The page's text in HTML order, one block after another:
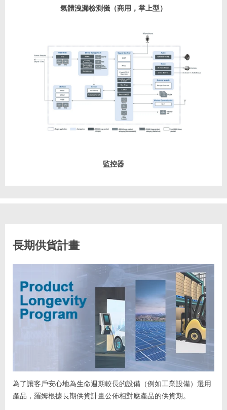
氣體洩漏檢測儀（商用，掌上型）
監控器
長期供貨計畫
為了讓客戶安心地為生命週期較長的設備（例如工業設備）選用
產品，羅姆根據長期供貨計畫公佈相對應產品的供貨期。